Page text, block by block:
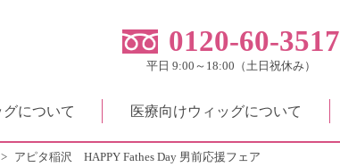
0120-60-3517
平日 9:00～18:00（土日祝休み）
について 医療向けウィッグについて
> アピタ稲沢 HAPPY Fathes Day 男前応援フェア